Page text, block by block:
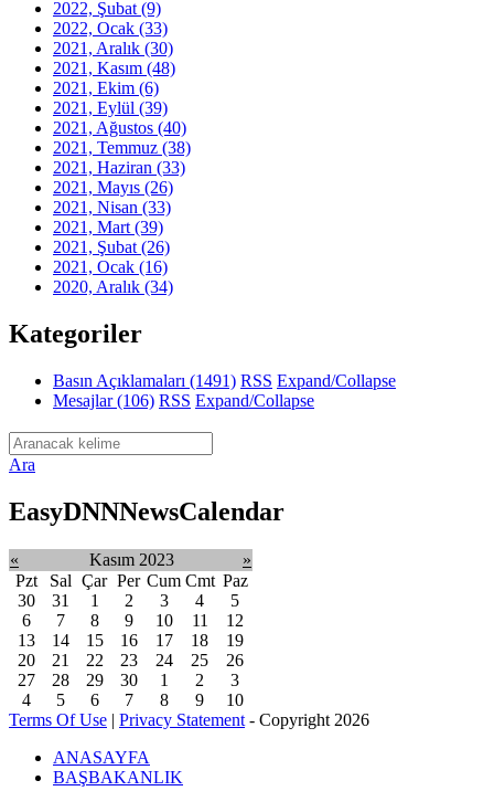
2022, Şubat (9)
2022, Ocak (33)
2021, Aralık (30)
2021, Kasım (48)
2021, Ekim (6)
2021, Eylül (39)
2021, Ağustos (40)
2021, Temmuz (38)
2021, Haziran (33)
2021, Mayıs (26)
2021, Nisan (33)
2021, Mart (39)
2021, Şubat (26)
2021, Ocak (16)
2020, Aralık (34)
Kategoriler
Basın Açıklamaları (1491) RSS Expand/Collapse
Mesajlar(106) RSS Expand/Collapse
Ara
EasyDNNNewsCalendar
« Kasım 2023
»
Pzt
Sal Çar Per Cum Cmt Paz
30
31 1 2 3 4
5
6
7 8 9 10 11
12
13
14 15 16 17 18
19
20
21 22 23 24 25
26
27
28 29 30 1 2
3
4
5 6 7 8 9
10
Terms Of Use | Privacy Statement - Copyright 2026
ANASAYFA
BAŞBAKANLIK